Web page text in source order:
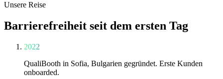
Unsere Reise
Barrierefreiheit seit dem ersten Tag
2022
QualiBooth in Sofia, Bulgarien gegründet. Erste Kunden
onboarded.